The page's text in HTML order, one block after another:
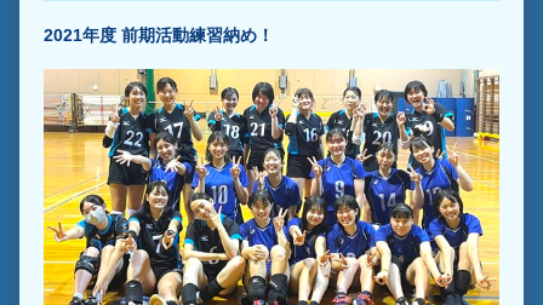
2021年度 前期活動練習納め！